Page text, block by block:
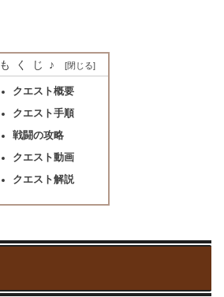
もくじ♪
クエスト概要
クエスト手順
戦闘の攻略
クエスト動画
クエスト解説